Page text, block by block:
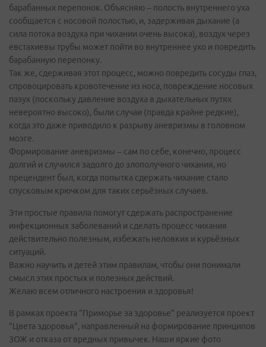
барабанных перепонок. Объясняю – полость внутреннего уха
сообщается с носовой полостью, и, задерживая дыхание (а
сила потока воздуха при чихании очень высока), воздух через
евстахиевы трубы может пойти во внутреннее ухо и повредить
барабанную перепонку.
Так же, сдерживая этот процесс, можно повредить сосуды глаз,
спровоцировать кровотечение из носа, повреждение носовых
пазух (поскольку давление воздуха в дыхательных путях
невероятно высоко), были случаи (правда крайне редкие),
когда это даже приводило к разрыву аневризмы в головном
мозге.
Формирование аневризмы – сам по себе, конечно, процесс
долгий и случился задолго до злополучного чихания, но
прецендент был, когда попытка сдержать чихание стало
спусковым крючком для таких серьёзных случаев.
Эти простые правила помогут сдержать распространение
инфекционных заболеваний и сделать процесс чихания
действительно полезным, избежать неловких и курьёзных
ситуаций.
Важно научить и детей этим правилам, чтобы они понимали
смысл этих простых и полезных действий.
Желаю всем отличного настроения и здоровья!
В рамках проекта "Приморье за здоровье" реализуется проект
"Цвета здоровья", направленный на формирование принципов
ЗОЖ и отказа от вредных привычек. Наши яркие фото